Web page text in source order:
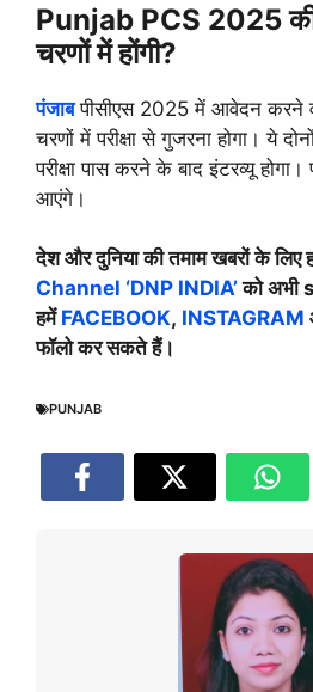
Punjab PCS 2025 की
चरणों में होंगी?
पंजाबपीसीएस 2025 में आवेदन करने
चरणों में परीक्षा से गुजरना होगा। ये
परीक्षा पास करने के बाद इंटरव्यू होगा।
आएंगे।
देश और दुनिया की तमाम खबरों के लिए
Channel ‘DNP INDIA’को अभी
हमें FACEBOOK, INSTAGRAM
फॉलो कर सकते हैं।
PUNJAB